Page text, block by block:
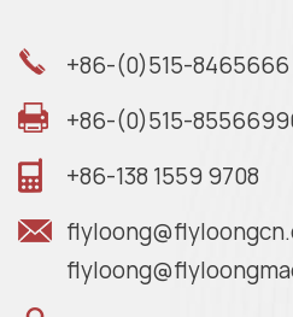
+86-(0)515-8465666
+86-(0)515-
+86-138 1559 9708